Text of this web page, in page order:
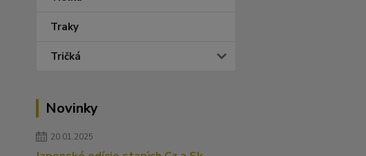
Traky
Tričká
Novinky
20.01.2025